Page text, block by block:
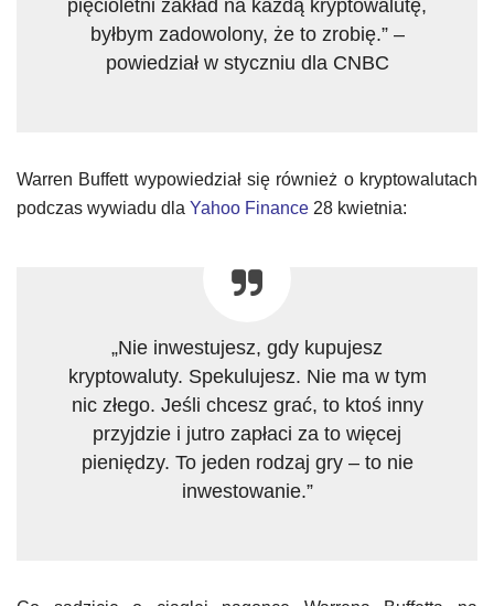
pięcioletni zakład na każdą kryptowalutę,
byłbym zadowolony, że to zrobię.” –
powiedział w styczniu dla CNBC
Warren Buffett wypowiedział się również o kryptowalutach
podczas wywiadu dla Yahoo Finance 28 kwietnia:
„Nie inwestujesz, gdy kupujesz
kryptowaluty. Spekulujesz. Nie ma w tym
nic złego. Jeśli chcesz grać, to ktoś inny
przyjdzie i jutro zapłaci za to więcej
pieniędzy. To jeden rodzaj gry – to nie
inwestowanie.”